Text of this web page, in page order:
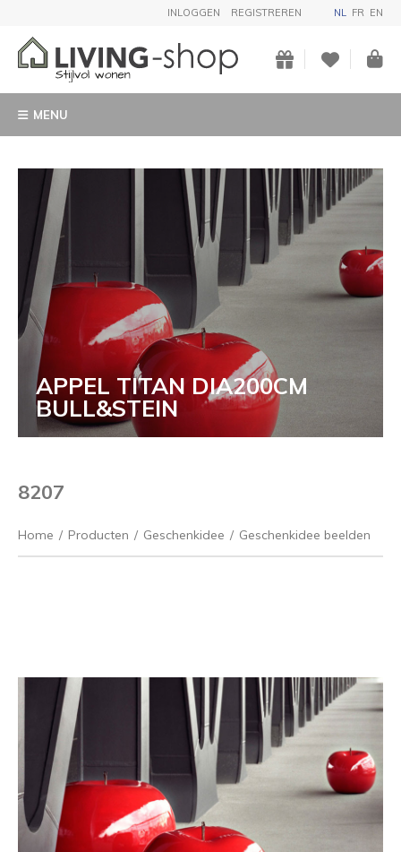
INLOGGEN REGISTREREN NL FR EN
MENU
APPEL TITAN DIA200CM
BULL&STEIN
8207
Home / Producten / Geschenkidee / Geschenkidee beelden